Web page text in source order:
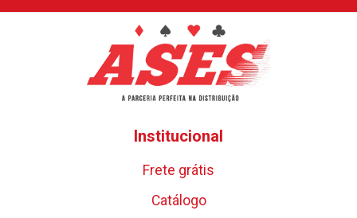
Institucional
Frete grátis
Catálogo